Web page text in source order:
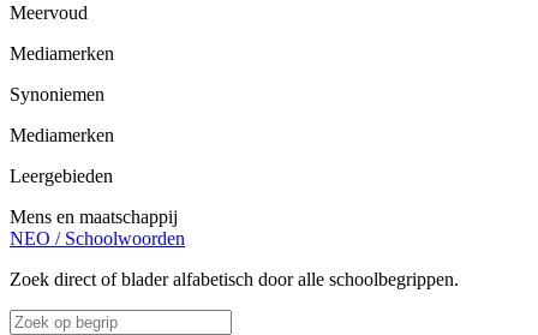
Meervoud
Mediamerken
Synoniemen
Mediamerken
Leergebieden
Mens en maatschappij
NEO / Schoolwoorden
Zoek direct of blader alfabetisch door alle schoolbegrippen.